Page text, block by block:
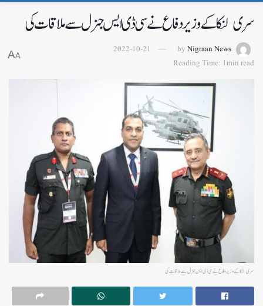
سری لنکا کے وزیر دفاع نےسی ڈی ایس جنرل سے ملاقات کی
by Nigraan News
2022-10-21
Reading Time: 1min read
A
A
سری لنکا کے وزیر دفاع نےسی ڈی ایس جنرل سے ملاقات کی